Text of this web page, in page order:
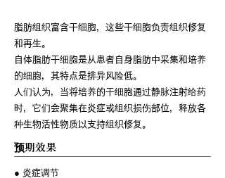
脂肪组织富含干细胞，这些干细胞负责组织修复
和再生。
自体脂肪干细胞是从患者自身脂肪中采集和培养
的细胞，其特点是排异风险低。
人们认为，当将培养的干细胞通过静脉注射给药
时，它们会聚集在炎症或组织损伤部位，释放各
种生物活性物质以支持组织修复。
预期效果
● 炎症调节